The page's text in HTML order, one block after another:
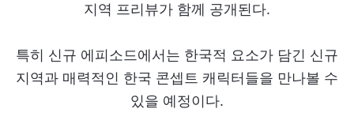
지역 프리뷰가 함께 공개된다.
특히 신규 에피소드에서는 한국적 요소가 담긴 신규
지역과 매력적인 한국 콘셉트 캐릭터들을 만나볼 수
있을 예정이다.